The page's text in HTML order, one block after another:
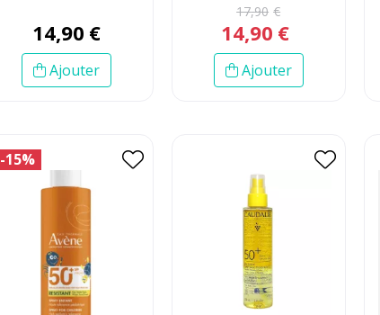
14,90 €
Ajouter
17,90 €
14,90 €
Ajouter
-15%